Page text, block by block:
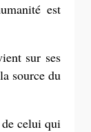
est
sur ses
source du
celui qui